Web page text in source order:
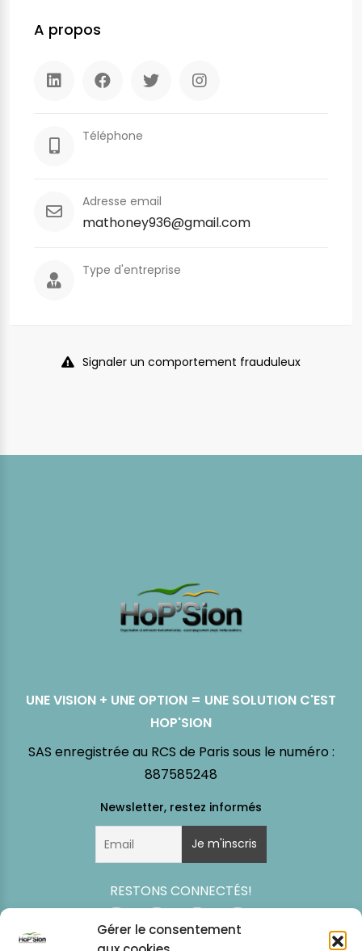
Gérer le consentement
A propos
Téléphone
Adresse email
mathoney936@gmail.com
Type d'entreprise
Signaler un comportement frauduleux
UNE VISION + UNE OPTION = UNE SOLUTION C'EST
HOP'SION
SAS enregistrée au RCS de Paris sous le numéro :
887585248
RESTONS CONNECTÉS!